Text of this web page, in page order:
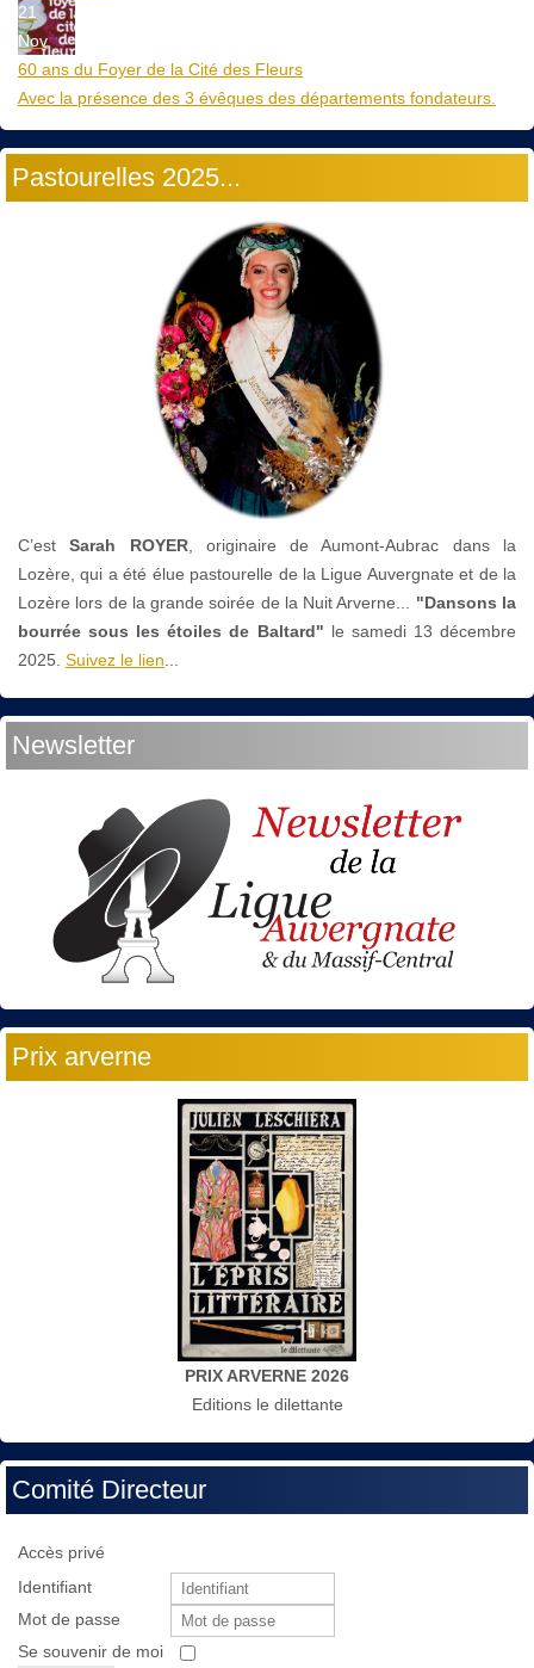
21
Nov
60 ans du Foyer de la Cité des Fleurs
Avec la présence des 3 évêques des départements fondateurs.
Pastourelles 2025...
C’estSarah ROYER, originaire de Aumont-Aubrac dans la
Lozère, qui a été élue pastourelle de la Ligue Auvergnate et de la
Lozère lors de la grande soirée de la Nuit Arverne...
"Dansons la
bourrée sous les étoiles de Baltard" le samedi 13 décembre
2025. Suivez le lien
Newsletter
Prix arverne
PRIX ARVERNE 2026
Editions le dilettante
Comité Directeur
Accès privé
Identifiant
Mot de passe
Se souvenir de moi